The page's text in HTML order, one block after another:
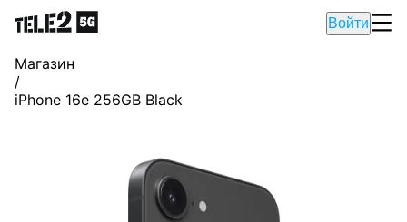
Войти
Магазин
/
iPhone 16e 256GB Black